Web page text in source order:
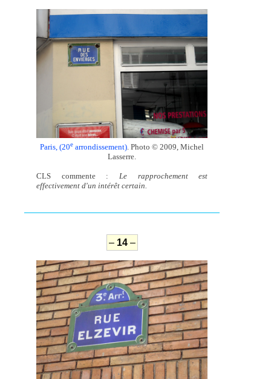
Paris, (20e arrondissement). Photo © 2009, Michel
Lasserre.
CLS commente : Le rapprochement est
effectivement d'un intérêt certain.
– 14–